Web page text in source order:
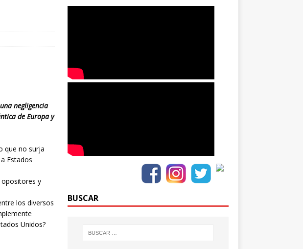
negligencia
de Europa y
que no surja
Estados
opositores y
los diversos
Unidos?
BUSCAR